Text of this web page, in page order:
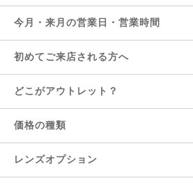
今月・来月の営業日・営業時間
初めてご来店される方へ
どこがアウトレット？
価格の種類
レンズオプション